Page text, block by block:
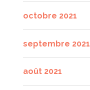
octobre 2021
septembre 2021
août 2021